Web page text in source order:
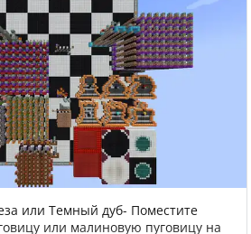
или Темный дуб- Поместите
или малиновую пуговицу на